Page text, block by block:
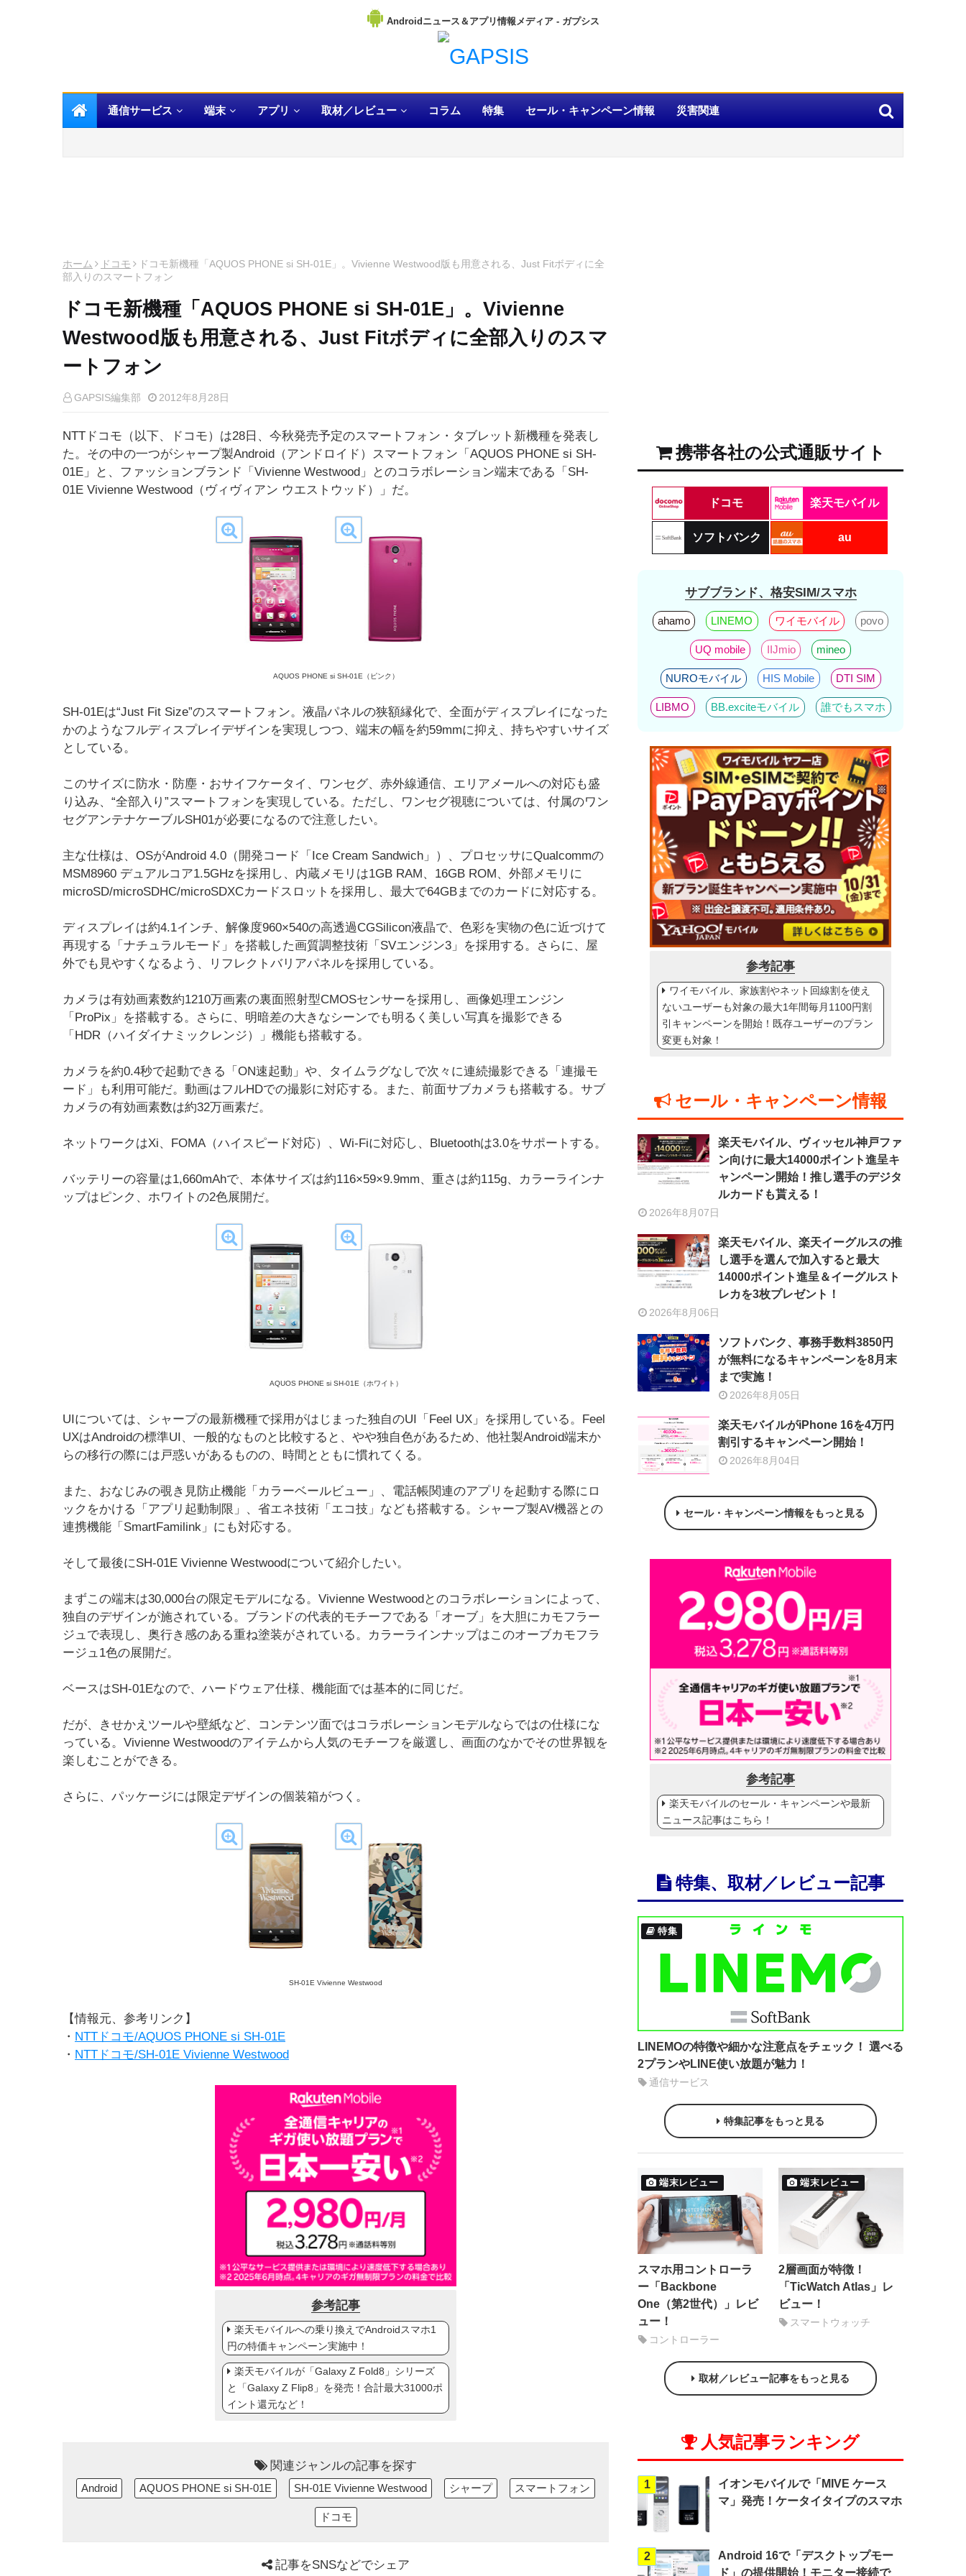
Androidニュース＆アプリ情報メディア
通信サービス 端末 アプリ 取材／レビュー コラム 特集 セール・キャンペーン情報 災害関連
ホーム ドコモ
ドコモ新機種「AQUOS PHONE si SH-01E」。Vivienne Westwood版も用意される、Just Fitボディに全
部入りのスマートフォン
ドコモ新機種「AQUOS PHONE si SH-01E」。Vivienne
Westwood版も用意される、Just Fitボディに全部入りのスマ
ートフォン
GAPSIS編集部 2012年8月28日
NTTドコモ（以下、ドコモ）は28日、今秋発売予定のスマートフォン・タブレット新機種を発表し
た。その中の一つがシャープ製Android（アンドロイド）スマートフォン「AQUOS PHONE si SH-
01E」と、ファッションブランド「Vivienne Westwood」とのコラボレーション端末である「SH-
01E Vivienne Westwood（ヴィヴィアン ウエストウッド）」だ。
AQUOS PHONE si SH-01E（ピンク）
SH-01Eは“Just Fit Size”のスマートフォン。液晶パネルの狭額縁化で、全面がディスプレイになった
かのようなフルディスプレイデザインを実現しつつ、端末の幅を約59mmに抑え、持ちやすいサイズ
としている。
このサイズに防水・防塵・おサイフケータイ、ワンセグ、赤外線通信、エリアメールへの対応も盛
り込み、“全部入り”スマートフォンを実現している。ただし、ワンセグ視聴については、付属のワン
セグアンテナケーブルSH01が必要になるので注意したい。
主な仕様は、OSがAndroid 4.0（開発コード「Ice Cream Sandwich」）、プロセッサにQualcommの
MSM8960 デュアルコア1.5GHzを採用し、内蔵メモリは1GB RAM、16GB ROM、外部メモリに
microSD/microSDHC/microSDXCカードスロットを採用し、最大で64GBまでのカードに対応する。
ディスプレイは約4.1インチ、解像度960×540の高透過CGSilicon液晶で、色彩を実物の色に近づけて
再現する「ナチュラルモード」を搭載した画質調整技術「SVエンジン3」を採用する。さらに、屋
外でも見やすくなるよう、リフレクトバリアパネルを採用している。
カメラは有効画素数約1210万画素の裏面照射型CMOSセンサーを採用し、画像処理エンジン
「ProPix」を搭載する。さらに、明暗差の大きなシーンでも明るく美しい写真を撮影できる
「HDR（ハイダイナミックレンジ）」機能も搭載する。
カメラを約0.4秒で起動できる「ON速起動」や、タイムラグなしで次々に連続撮影できる「連撮モ
ード」も利用可能だ。動画はフルHDでの撮影に対応する。また、前面サブカメラも搭載する。サブ
カメラの有効画素数は約32万画素だ。
ネットワークはXi、FOMA（ハイスピード対応）、Wi-Fiに対応し、Bluetoothは3.0をサポートする。
バッテリーの容量は1,660mAhで、本体サイズは約116×59×9.9mm、重さは約115g、カラーラインナ
ップはピンク、ホワイトの2色展開だ。
AQUOS PHONE si SH-01E（ホワイト）
UIについては、シャープの最新機種で採用がはじまった独自のUI「Feel UX」を採用している。Feel
UXはAndroidの標準UI、一般的なものと比較すると、やや独自色があるため、他社製Android端末か
らの移行の際には戸惑いがあるものの、時間とともに慣れてくる。
また、おなじみの覗き見防止機能「カラーベールビュー」、電話帳関連のアプリを起動する際にロ
ックをかける「アプリ起動制限」、省エネ技術「エコ技」なども搭載する。シャープ製AV機器との
連携機能「SmartFamilink」にも対応する。
そして最後にSH-01E Vivienne Westwoodについて紹介したい。
まずこの端末は30,000台の限定モデルになる。Vivienne Westwoodとのコラボレーションによって、
独自のデザインが施されている。ブランドの代表的モチーフである「オーブ」を大胆にカモフラー
ジュで表現し、奥行き感のある重ね塗装がされている。カラーラインナップはこのオーブカモフラ
ージュ1色の展開だ。
ベースはSH-01Eなので、ハードウェア仕様、機能面では基本的に同じだ。
だが、きせかえツールや壁紙など、コンテンツ面ではコラボレーションモデルならではの仕様にな
っている。Vivienne Westwoodのアイテムから人気のモチーフを厳選し、画面のなかでその世界観を
楽しむことができる。
さらに、パッケージには限定デザインの個装箱がつく。
SH-01E Vivienne Westwood
【情報元、参考リンク】
・ NTTドコモ/AQUOS PHONE si SH-01E
・ NTTドコモ/SH-01E Vivienne Westwood
参考記事
楽天モバイルへの乗り換えでAndroidスマホ1
円の特価キャンペーン実施中！
楽天モバイルが「Galaxy Z Fold8」シリーズ
と「Galaxy Z Flip8」を発売！合計最大31000ポ
イント還元など！
関連ジャンルの記事を探す
Android AQUOS PHONE si SH-01E SH-01E Vivienne Westwood シャープ スマートフォン
ドコモ
記事をSNSなどでシェア
携帯各社の公式通販サイト
ドコモ 楽天モバイル
ソフトバンク au
サブブランド、格安SIM/スマホ
ahamo LINEMO ワイモバイル povo
UQ mobile IIJmio mineo
NUROモバイル HIS Mobile DTI SIM
LIBMO BB.exciteモバイル 誰でもスマホ
参考記事
ワイモバイル、家族割やネット回線割を使え
ないユーザーも対象の最大1年間毎月1100円割
引キャンペーンを開始！既存ユーザーのプラン
変更も対象！
セール・キャンペーン情報
楽天モバイル、ヴィッセル神戸ファ
ン向けに最大14000ポイント進呈キ
ャンペーン開始！推し選手のデジタ
ルカードも貰える！
2026年8月07日
楽天モバイル、楽天イーグルスの推
し選手を選んで加入すると最大
14000ポイント進呈＆イーグルスト
レカを3枚プレゼント！
2026年8月06日
ソフトバンク、事務手数料3850円
が無料になるキャンペーンを8月末
まで実施！
2026年8月05日
楽天モバイルがiPhone 16を4万円
割引するキャンペーン開始！
2026年8月04日
セール・キャンペーン情報をもっと見る
参考記事
楽天モバイルのセール・キャンペーンや最新
ニュース記事はこちら！
特集、取材／レビュー記事
特集
LINEMOの特徴や細かな注意点をチェック！ 選べる
2プランやLINE使い放題が魅力！
通信サービス
特集記事をもっと見る
端末レビュー
スマホ用コントローラ
ー「Backbone
One（第2世代）」レビ
ュー！
コントローラー
端末レビュー
2層画面が特徴！
「TicWatch Atlas」レ
ビュー！
スマートウォッチ
取材／レビュー記事をもっと見る
人気記事ランキング
1
イオンモバイルで「MIVE ケース
マ」発売！ケータイタイプのスマホ
2
Android 16で「デスクトップモー
ド」の提供開始！モニター接続で